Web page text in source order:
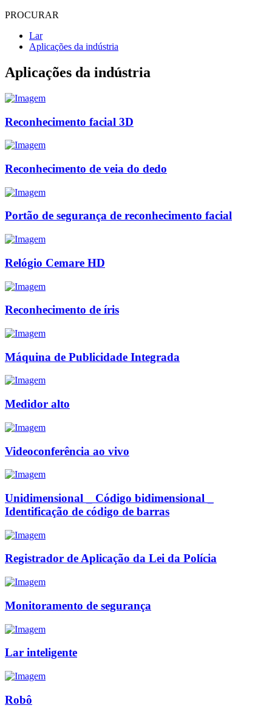
PROCURAR
Lar
Aplicações da indústria
Aplicações da indústria
Reconhecimento facial 3D
Reconhecimento de veia do dedo
Portão de segurança de reconhecimento facial
Relógio Cemare HD
Reconhecimento de íris
Máquina de Publicidade Integrada
Medidor alto
Videoconferência ao vivo
Unidimensional _ Código bidimensional _
Identificação de código de barras
Registrador de Aplicação da Lei da Polícia
Monitoramento de segurança
Lar inteligente
Robô